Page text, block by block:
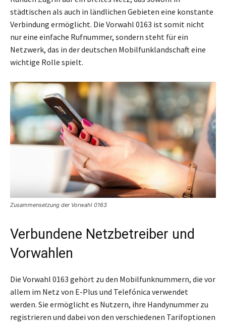
städtischen als auch in ländlichen Gebieten eine konstante
Verbindung ermöglicht. Die Vorwahl 0163 ist somit nicht
nur eine einfache Rufnummer, sondern steht für ein
Netzwerk, das in der deutschen Mobilfunklandschaft eine
wichtige Rolle spielt.
Zusammensetzung der Vorwahl 0163
Verbundene Netzbetreiber und
Vorwahlen
Die Vorwahl 0163 gehört zu den Mobilfunknummern, die vor
allem im Netz von E-Plus und Telefónica verwendet
werden. Sie ermöglicht es Nutzern, ihre Handynummer zu
registrieren und dabei von den verschiedenen Tarifoptionen